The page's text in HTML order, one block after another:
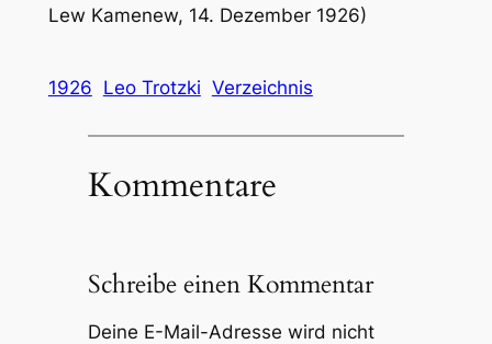
Lew Kamenew, 14. Dezember 1926)
1926 Leo Trotzki Verzeichnis
Kommentare
Schreibe einen Kommentar
Deine E-Mail-Adresse wird nicht